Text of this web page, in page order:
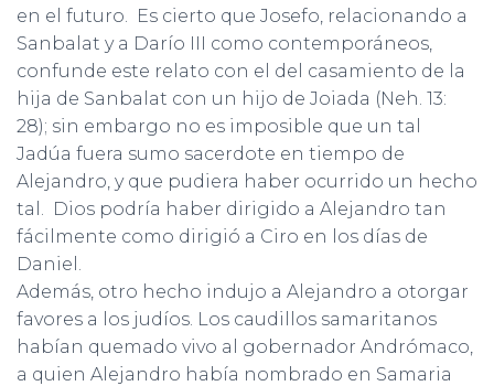
en el futuro. Es cierto que Josefo, relacionando a
Sanbalat y a Darío III como contemporáneos,
confunde este relato con el del casamiento de la
hija de Sanbalat con un hijo de Joiada (Neh. 13:
28); sin embargo no es imposible que un tal
Jadúa fuera sumo sacerdote en tiempo de
Alejandro, y que pudiera haber ocurrido un hecho
tal. Dios podría haber dirigido a Alejandro tan
fácilmente como dirigió a Ciro en los días de
Daniel.
Además, otro hecho indujo a Alejandro a otorgar
favores a los judíos. Los caudillos samaritanos
habían quemado vivo al gobernador Andrómaco,
a quien Alejandro había nombrado en Samaria